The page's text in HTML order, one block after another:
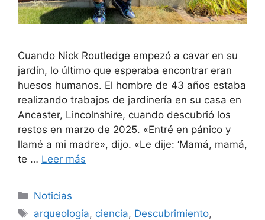
Cuando Nick Routledge empezó a cavar en su
jardín, lo último que esperaba encontrar eran
huesos humanos. El hombre de 43 años estaba
realizando trabajos de jardinería en su casa en
Ancaster, Lincolnshire, cuando descubrió los
restos en marzo de 2025. «Entré en pánico y
llamé a mi madre», dijo. «Le dije: ‘Mamá, mamá,
te … Leer más
Categorías
Noticias
Etiquetas
arqueología, ciencia, Descubrimiento,